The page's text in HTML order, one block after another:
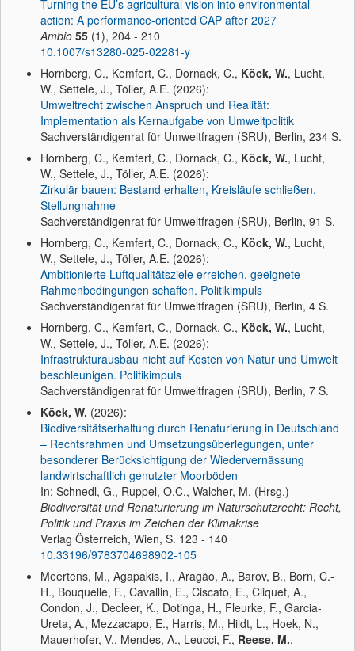
Turning the EU’s agricultural vision into environmental
action: A performance-oriented CAP after 2027
Ambio 55 (1), 204 - 210
10.1007/s13280-025-02281-y
Hornberg, C., Kemfert, C., Dornack, C., Köck, W., Lucht,
W., Settele, J., Töller, A.E. (2026):
Umweltrecht zwischen Anspruch und Realität:
Implementation als Kernaufgabe von Umweltpolitik
Sachverständigenrat für Umweltfragen (SRU), Berlin, 234 S.
Hornberg, C., Kemfert, C., Dornack, C., Köck, W., Lucht,
W., Settele, J., Töller, A.E. (2026):
Zirkulär bauen: Bestand erhalten, Kreisläufe schließen.
Stellungnahme
Sachverständigenrat für Umweltfragen (SRU), Berlin, 91 S.
Hornberg, C., Kemfert, C., Dornack, C., Köck, W., Lucht,
W., Settele, J., Töller, A.E. (2026):
Ambitionierte Luftqualitätsziele erreichen, geeignete
Rahmenbedingungen schaffen. Politikimpuls
Sachverständigenrat für Umweltfragen (SRU), Berlin, 4 S.
Hornberg, C., Kemfert, C., Dornack, C., Köck, W., Lucht,
W., Settele, J., Töller, A.E. (2026):
Infrastrukturausbau nicht auf Kosten von Natur und Umwelt
beschleunigen. Politikimpuls
Sachverständigenrat für Umweltfragen (SRU), Berlin, 7 S.
Köck, W. (2026):
Biodiversitätserhaltung durch Renaturierung in Deutschland
– Rechtsrahmen und Umsetzungsüberlegungen, unter
besonderer Berücksichtigung der Wiedervernässung
landwirtschaftlich genutzter Moorböden
In: Schnedl, G., Ruppel, O.C., Walcher, M. (Hrsg.)
Biodiversität und Renaturierung im Naturschutzrecht: Recht,
Politik und Praxis im Zeichen der Klimakrise
Verlag Österreich, Wien, S. 123 - 140
10.33196/9783704698902-105
Meertens, M., Agapakis, I., Aragão, A., Barov, B., Born, C.-
H., Bouquelle, F., Cavallin, E., Ciscato, E., Cliquet, A.,
Condon, J., Decleer, K., Dotinga, H., Fleurke, F., Garcia-
Ureta, A., Mezzacapo, E., Harris, M., Hildt, L., Hoek, N.,
Mauerhofer, V., Mendes, A., Leucci, F., Reese, M.,